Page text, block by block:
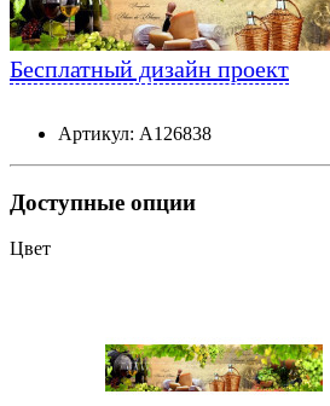
Бесплатный дизайн проект
Артикул: А126838
Доступные опции
Цвет